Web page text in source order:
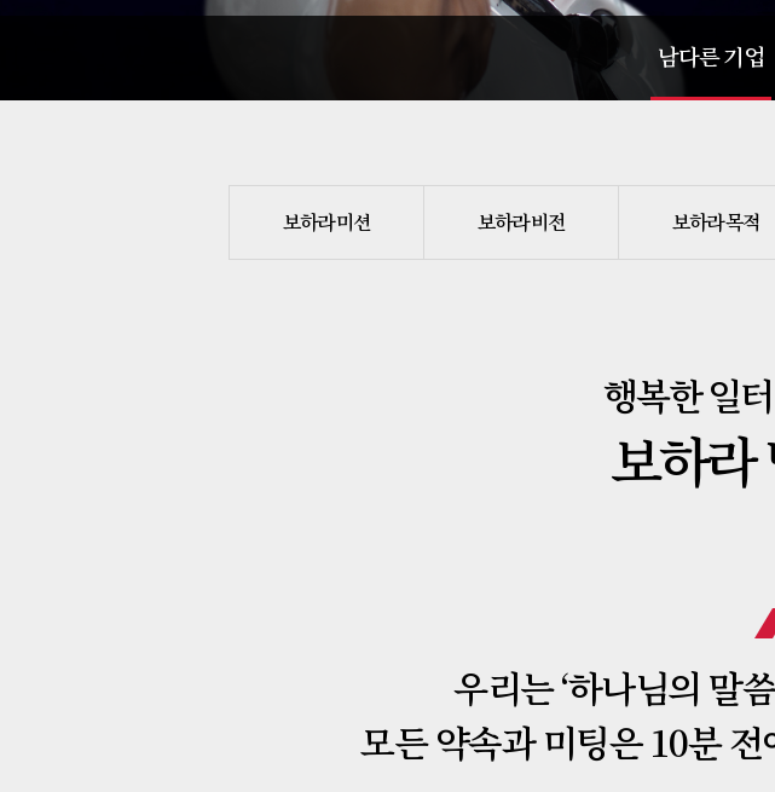
남다른 기업
남다른 환원
보하라 미션 보하라 비전 보하라 목적
행복한 일
보하라
우리는 ‘하나님의 말
모든 약속과 미팅은 10분 전